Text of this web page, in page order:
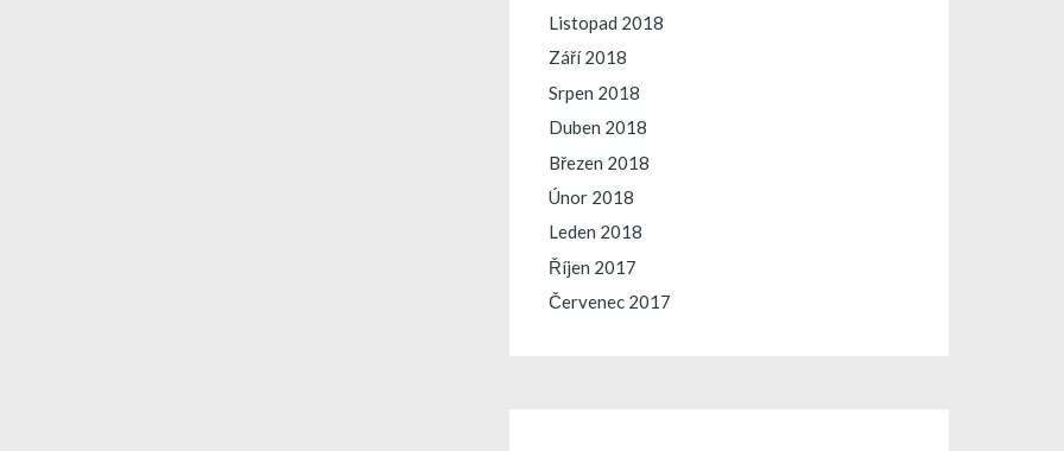
Listopad 2018
Září 2018
Srpen 2018
Duben 2018
Březen 2018
Únor 2018
Leden 2018
Říjen 2017
Červenec 2017